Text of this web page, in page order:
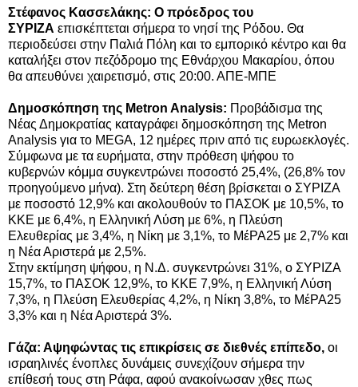
Στέφανος Κασσελάκης: Ο πρόεδρος του
ΣΥΡΙΖΑ επισκέπτεται σήμερα το νησί της Ρόδου. Θα
περιοδεύσει στην Παλιά Πόλη και το εμπορικό κέντρο και θα
καταλήξει στον πεζόδρομο της Εθνάρχου Μακαρίου, όπου
θα απευθύνει χαιρετισμό, στις 20:00. ΑΠΕ-ΜΠΕ
Δημοσκόπηση της Metron Analysis: Προβάδισμα της
Νέας Δημοκρατίας καταγράφει δημοσκόπηση της Metron
Analysis για το MEGA, 12 ημέρες πριν από τις ευρωεκλογές.
Σύμφωνα με τα ευρήματα, στην πρόθεση ψήφου το
κυβερνών κόμμα συγκεντρώνει ποσοστό 25,4%, (26,8% τον
προηγούμενο μήνα). Στη δεύτερη θέση βρίσκεται ο ΣΥΡΙΖΑ
με ποσοστό 12,9% και ακολουθούν το ΠΑΣΟΚ με 10,5%, το
ΚΚΕ με 6,4%, η Ελληνική Λύση με 6%, η Πλεύση
Ελευθερίας με 3,4%, η Νίκη με 3,1%, το ΜέΡΑ25 με 2,7% και
η Νέα Αριστερά με 2,5%.
Στην εκτίμηση ψήφου, η Ν.Δ. συγκεντρώνει 31%, ο ΣΥΡΙΖΑ
15,7%, το ΠΑΣΟΚ 12,9%, το ΚΚΕ 7,9%, η Ελληνική Λύση
7,3%, η Πλεύση Ελευθερίας 4,2%, η Νίκη 3,8%, το ΜέΡΑ25
3,3% και η Νέα Αριστερά 3%.
Γάζα: Αψηφώντας τις επικρίσεις σε διεθνές επίπεδο, οι
ισραηλινές ένοπλες δυνάμεις συνεχίζουν σήμερα την
επίθεσή τους στη Ράφα, αφού ανακοίνωσαν χθες πως